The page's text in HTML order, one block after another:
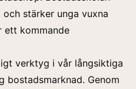
stärker unga vuxna
ett kommande
verktyg i vår långsiktiga
bostadsmarknad. Genom